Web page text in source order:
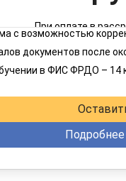
При оплате в
3 849
с возможностью
документов после
в ФИС ФРДО –